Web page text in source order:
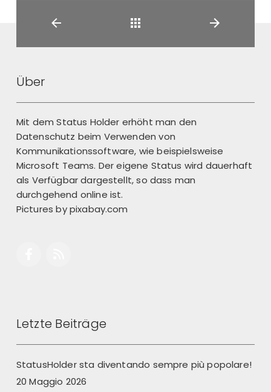
Über
Mit dem Status Holder erhöht man den
Datenschutz beim Verwenden von
Kommunikationssoftware, wie beispielsweise
Microsoft Teams. Der eigene Status wird dauerhaft
als Verfügbar dargestellt, so dass man
durchgehend online ist.
Pictures bypixabay.com
Letzte Beiträge
StatusHolder sta diventando sempre più popolare!
20 Maggio 2026